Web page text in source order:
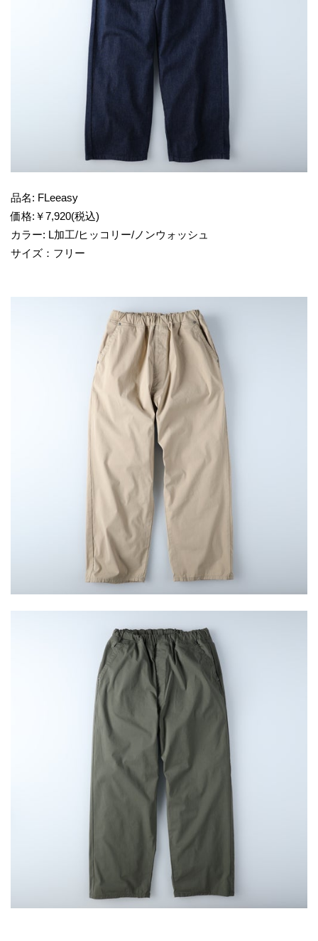
品名: FLeeasy
価格:￥7,920(税込)
カラー: L加工/ヒッコリー/ノンウォッシュ
サイズ：フリー